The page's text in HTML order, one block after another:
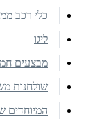
כלי רכב
ליגו
מבצעים
שולחנות
המיוחדים